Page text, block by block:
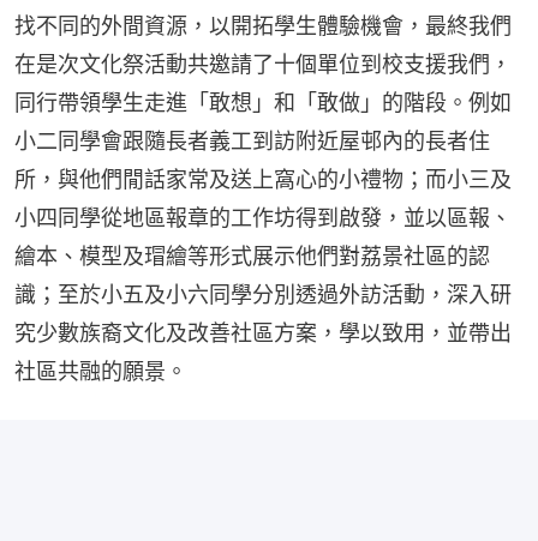
找不同的外間資源，以開拓學生體驗機會，最終我們
在是次文化祭活動共邀請了十個單位到校支援我們，
同行帶領學生走進「敢想」和「敢做」的階段。例如
小二同學會跟隨長者義工到訪附近屋邨內的長者住
所，與他們閒話家常及送上窩心的小禮物；而小三及
小四同學從地區報章的工作坊得到啟發，並以區報、
繪本、模型及瑁繪等形式展示他們對荔景社區的認
識；至於小五及小六同學分別透過外訪活動，深入研
究少數族裔文化及改善社區方案，學以致用，並帶出
社區共融的願景。